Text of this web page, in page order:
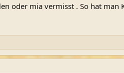
oder mia vermisst . So hat man